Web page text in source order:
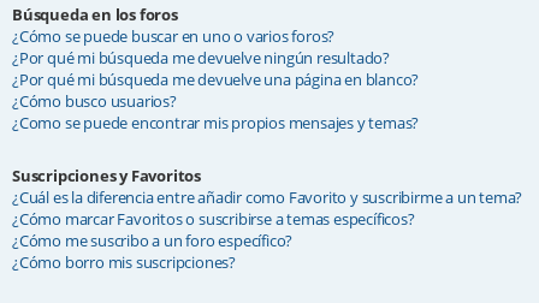
Búsqueda en los foros
¿Cómo se puede buscar en uno o varios foros?
¿Por qué mi búsqueda me devuelve ningún resultado?
¿Por qué mi búsqueda me devuelve una página en blanco?
¿Cómo busco usuarios?
¿Como se puede encontrar mis propios mensajes y temas?
Suscripciones y Favoritos
¿Cuál es la diferencia entre añadir como Favorito y suscribirme a un tema?
¿Cómo marcar Favoritos o suscribirse a temas específicos?
¿Cómo me suscribo a un foro específico?
¿Cómo borro mis suscripciones?